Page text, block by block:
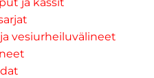
vesiurheiluvälineet